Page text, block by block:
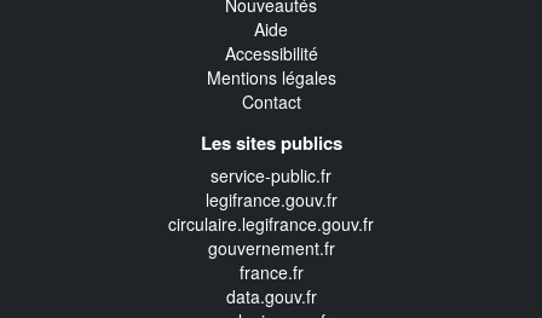
Nouveautés
Aide
Accessibilité
Mentions légales
Contact
Les sites publics
service-public.fr
legifrance.gouv.fr
circulaire.legifrance.gouv.fr
gouvernement.fr
france.fr
data.gouv.fr